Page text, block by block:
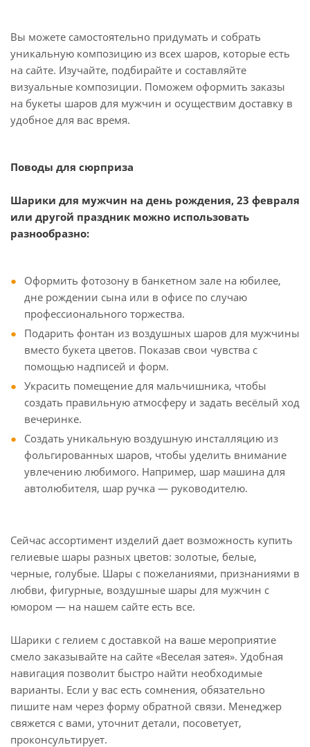
Вы можете самостоятельно придумать и собрать
уникальную композицию из всех шаров, которые есть
на сайте. Изучайте, подбирайте и составляйте
визуальные композиции. Поможем оформить заказы
на букеты шаров для мужчин и осуществим доставку в
удобное для вас время.
Поводы для сюрприза
Шарики для мужчин на день рождения, 23 февраля
или другой праздник можно использовать
разнообразно:
Оформить фотозону в банкетном зале на юбилее,
дне рождении сына или в офисе по случаю
профессионального торжества.
Подарить фонтан из воздушных шаров для мужчины
вместо букета цветов. Показав свои чувства с
помощью надписей и форм.
Украсить помещение для мальчишника, чтобы
создать правильную атмосферу и задать весёлый ход
вечеринке.
Создать уникальную воздушную инсталляцию из
фольгированных шаров, чтобы уделить внимание
увлечению любимого. Например, шар машина для
автолюбителя, шар ручка — руководителю.
Сейчас ассортимент изделий дает возможность купить
гелиевые шары разных цветов: золотые, белые,
черные, голубые. Шары с пожеланиями, признаниями в
любви, фигурные, воздушные шары для мужчин с
юмором — на нашем сайте есть все.
Шарики с гелием с доставкой на ваше мероприятие
смело заказывайте на сайте «Веселая затея». Удобная
навигация позволит быстро найти необходимые
варианты. Если у вас есть сомнения, обязательно
пишите нам через форму обратной связи. Менеджер
свяжется с вами, уточнит детали, посоветует,
проконсультирует.